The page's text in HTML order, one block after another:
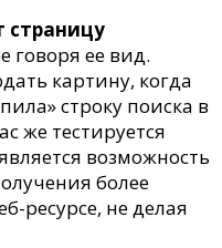
страницу
говоря ее вид.
картину, когда
строку поиска в
же тестируется
возможность
более
ресурсе, не делая